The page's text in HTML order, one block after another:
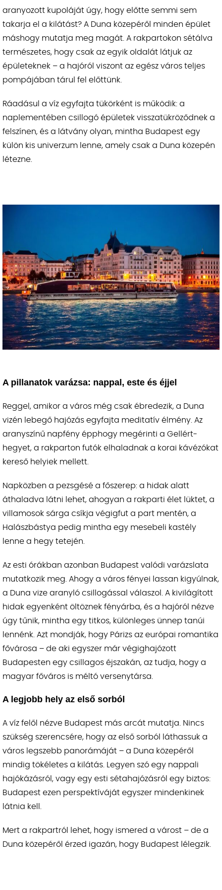
aranyozott kupoláját úgy, hogy előtte semmi sem
takarja el a kilátást? A Duna közepéről minden épület
máshogy mutatja meg magát. A rakpartokon sétálva
természetes, hogy csak az egyik oldalát látjuk az
épületeknek – a hajóról viszont az egész város teljes
pompájában tárul fel előttünk.
Ráadásul a víz egyfajta tükörként is működik: a
naplementében csillogó épületek visszatükröződnek a
felszínen, és a látvány olyan, mintha Budapest egy
külön kis univerzum lenne, amely csak a Duna közepén
létezne.
A pillanatok varázsa: nappal, este és éjjel
Reggel, amikor a város még csak ébredezik, a Duna
vizén lebegő hajózás egyfajta meditatív élmény. Az
aranyszínű napfény épphogy megérinti a Gellért-
hegyet, a rakparton futók elhaladnak a korai kávézókat
kereső helyiek mellett.
Napközben a pezsgésé a főszerep: a hidak alatt
áthaladva látni lehet, ahogyan a rakparti élet lüktet, a
villamosok sárga csíkja végigfut a part mentén, a
Halászbástya pedig mintha egy mesebeli kastély
lenne a hegy tetején.
Az esti órákban azonban Budapest valódi varázslata
mutatkozik meg. Ahogy a város fényei lassan kigyúlnak,
a Duna vize aranyló csillogással válaszol. A kivilágított
hidak egyenként öltöznek fényárba, és a hajóról nézve
úgy tűnik, mintha egy titkos, különleges ünnep tanúi
lennénk. Azt mondják, hogy Párizs az európai romantika
fővárosa – de aki egyszer már végighajózott
Budapesten egy csillagos éjszakán, az tudja, hogy a
magyar főváros is méltó versenytársa.
A legjobb hely az első sorból
A víz felől nézve Budapest más arcát mutatja. Nincs
szükség szerencsére, hogy az első sorból láthassuk a
város legszebb panorámáját – a Duna közepéről
mindig tökéletes a kilátás. Legyen szó egy nappali
hajókázásról, vagy egy esti sétahajózásról egy biztos:
Budapest ezen perspektíváját egyszer mindenkinek
látnia kell.
Mert a rakpartról lehet, hogy ismered a várost – de a
Duna közepéről érzed igazán, hogy Budapest lélegzik.